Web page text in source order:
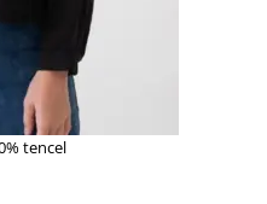
tencel